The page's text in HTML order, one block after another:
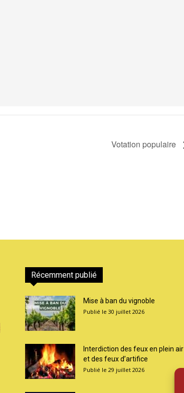
Votation populaire
Récemment publié
Mise à ban du vignoble
30 juillet 2026
Interdiction des feux en plein air
et des feux d’artifice
29 juillet 2026